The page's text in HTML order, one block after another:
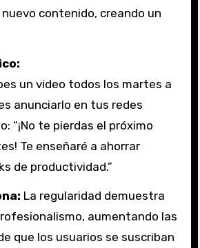
contenido, creando un
un video todos los martes a
anunciarlo en tus redes
“¡No te pierdas el próximo
Te enseñaré a ahorrar
de productividad.”
La regularidad demuestra
aumentando las
que los usuarios se suscriban